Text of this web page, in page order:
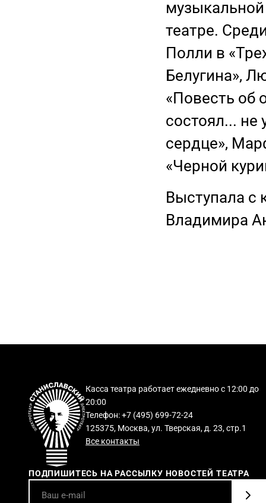
театре.
Полли в
Белугина»,
«Повесть об
состоял... не
сердце»,
«Черной
Выступала
Владимира
Касса театра работает ежедневно с 12:00 до
20:00
Телефон: +7 (495) 699-72-24
125375, Москва, ул. Тверская, д. 23, стр.1
Все контакты
ПОДПИШИТЕСЬ НА РАССЫЛКУ НОВОСТЕЙ ТЕАТРА